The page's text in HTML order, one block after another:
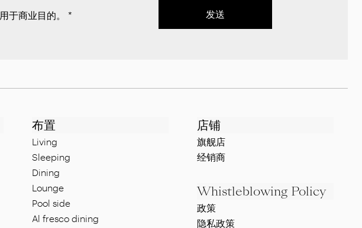
用于商业目的。 * 发送
布置
Living
Sleeping
Dining
Lounge
Pool side
Al fresco dining
店铺
旗舰店
经销商
Whistleblowing Policy
政策
隐私政策